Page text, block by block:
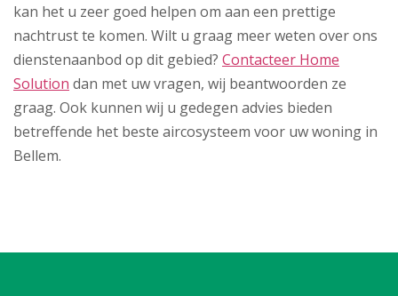
kan het u zeer goed helpen om aan een prettige
nachtrust te komen. Wilt u graag meer weten over ons
dienstenaanbod op dit gebied? Contacteer Home
Solution dan met uw vragen, wij beantwoorden ze
graag. Ook kunnen wij u gedegen advies bieden
betreffende het beste aircosysteem voor uw woning in
Bellem.